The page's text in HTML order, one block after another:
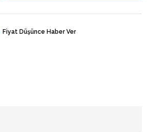
Fiyat Düşünce Haber Ver